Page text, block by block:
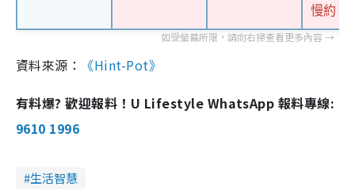
慢約
資料來源： 《Hint-Pot》
有料爆? 歡迎報料！U Lifestyle WhatsApp 報料專線:
9610 1996
生活智慧